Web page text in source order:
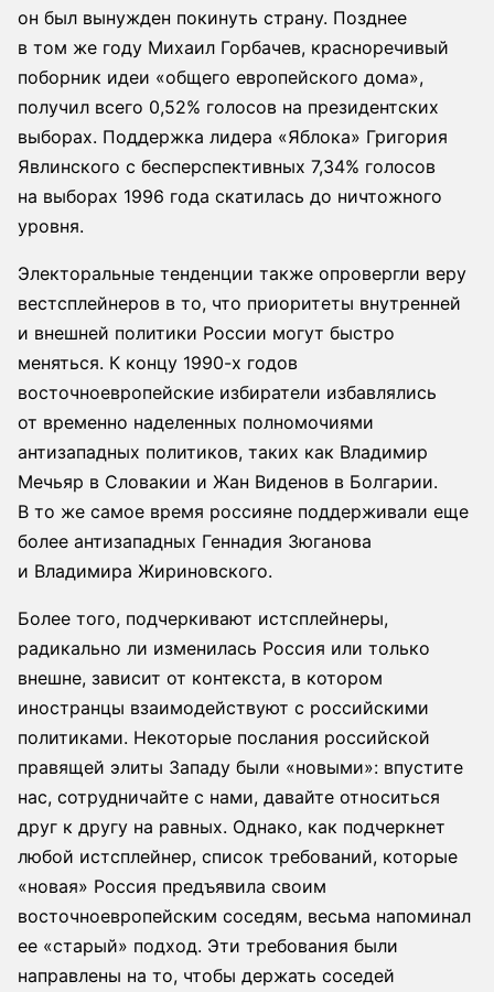
он был вынужден покинуть страну. Позднее
в том же году Михаил Горбачев, красноречивый
поборник идеи «общего европейского дома»,
получил всего 0,52% голосов на президентских
выборах. Поддержка лидера «Яблока» Григория
Явлинского с бесперспективных 7,34% голосов
на выборах 1996 года скатилась до ничтожного
уровня.
Электоральные тенденции также опровергли веру
вестсплейнеров в то, что приоритеты внутренней
и внешней политики России могут быстро
меняться. К концу 1990-х годов
восточноевропейские избиратели избавлялись
от временно наделенных полномочиями
антизападных политиков, таких как Владимир
Мечьяр в Словакии и Жан Виденов в Болгарии.
В то же самое время россияне поддерживали еще
более антизападных Геннадия Зюганова
и Владимира Жириновского.
Более того, подчеркивают истсплейнеры,
радикально ли изменилась Россия или только
внешне, зависит от контекста, в котором
иностранцы взаимодействуют с российскими
политиками. Некоторые послания российской
правящей элиты Западу были «новыми»: впустите
нас, сотрудничайте с нами, давайте относиться
друг к другу на равных. Однако, как подчеркнет
любой истсплейнер, список требований, которые
«новая» Россия предъявила своим
восточноевропейским соседям, весьма напоминал
ее «старый» подход. Эти требования были
направлены на то, чтобы держать соседей